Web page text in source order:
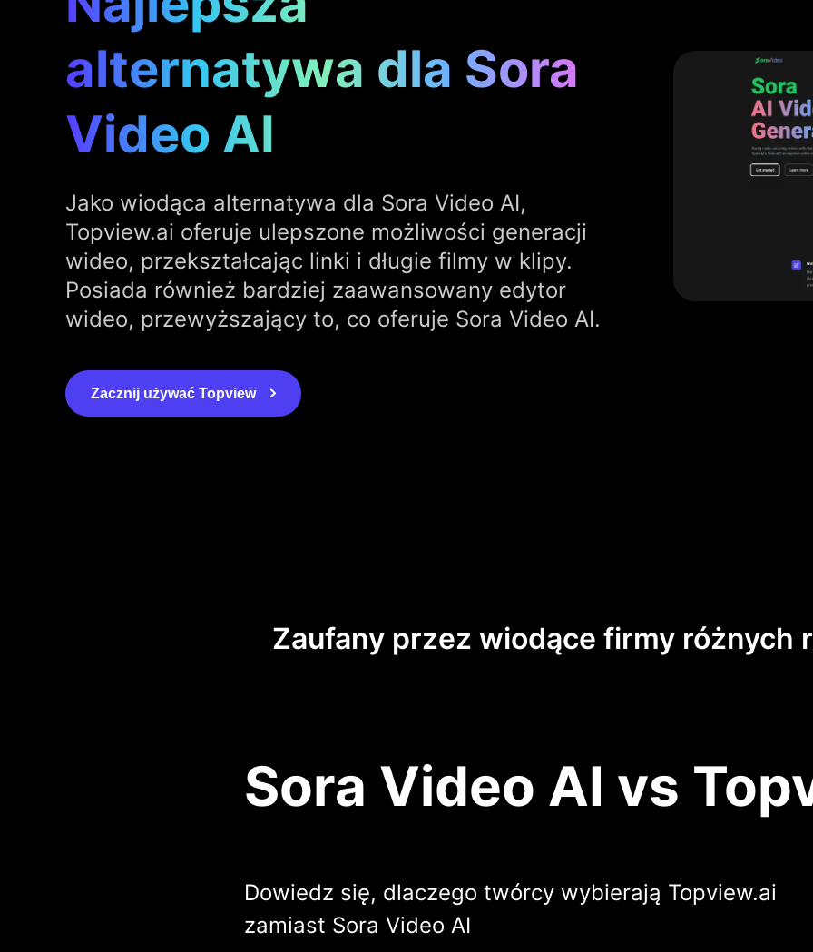
alternatywa dla Sora
Video AI
Jako wiodąca alternatywa dla Sora Video AI,
Topview.ai oferuje ulepszone możliwości generacji
wideo, przekształcając linki i długie filmy w klipy.
Posiada również bardziej zaawansowany edytor
wideo, przewyższający to, co oferuje Sora Video AI.
Zacznij używać Topview
Zaufany przez wiodące firmy różnych
Sora Video AI vs
Dowiedz się, dlaczego twórcy wybierają Topview.ai
zamiast Sora Video AI